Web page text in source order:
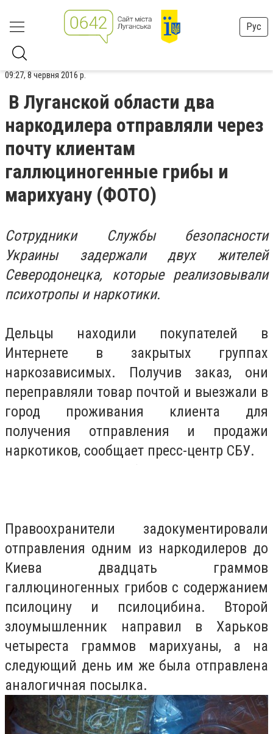
Рус
09:27, 8 червня 2016 р.
В Луганской области два
наркодилера отправляли через
почту клиентам
галлюциногенные грибы и
марихуану (ФОТО)
Сотрудники Службы безопасности
Украины задержали двух жителей
Северодонецка, которые реализовывали
психотропы и наркотики.
Дельцы находили покупателей в
Интернете в закрытых группах
наркозависимых. Получив заказ, они
переправляли товар почтой и выезжали в
город проживания клиента для
получения отправления и продажи
наркотиков, сообщает пресс-центр СБУ.
Правоохранители задокументировали
отправления одним из наркодилеров до
Киева двадцать граммов
галлюциногенных грибов с содержанием
псилоцину и псилоцибина. Второй
злоумышленник направил в Харьков
четыреста граммов марихуаны, а на
следующий день им же была отправлена
аналогичная посылка.